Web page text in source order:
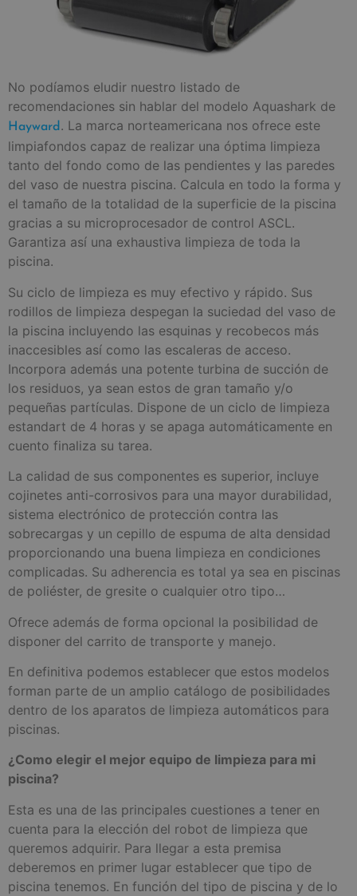
No podíamos eludir nuestro listado de
recomendaciones sin hablar del modelo Aquashark de
Hayward. La marca norteamericana nos ofrece este
limpiafondos capaz de realizar una óptima limpieza
tanto del fondo como de las pendientes y las paredes
del vaso de nuestra piscina. Calcula en todo la forma y
el tamaño de la totalidad de la superficie de la piscina
gracias a su microprocesador de control ASCL.
Garantiza así una exhaustiva limpieza de toda la
piscina.
Su ciclo de limpieza es muy efectivo y rápido. Sus
rodillos de limpieza despegan la suciedad del vaso de
la piscina incluyendo las esquinas y recobecos más
inaccesibles así como las escaleras de acceso.
Incorpora además una potente turbina de succión de
los residuos, ya sean estos de gran tamaño y/o
pequeñas partículas. Dispone de un ciclo de limpieza
estandart de 4 horas y se apaga automáticamente en
cuento finaliza su tarea.
La calidad de sus componentes es superior, incluye
cojinetes anti-corrosivos para una mayor durabilidad,
sistema electrónico de protección contra las
sobrecargas y un cepillo de espuma de alta densidad
proporcionando una buena limpieza en condiciones
complicadas. Su adherencia es total ya sea en piscinas
de poliéster, de gresite o cualquier otro tipo…
Ofrece además de forma opcional la posibilidad de
disponer del carrito de transporte y manejo.
En definitiva podemos establecer que estos modelos
forman parte de un amplio catálogo de posibilidades
dentro de los aparatos de limpieza automáticos para
piscinas.
¿Como elegir el mejor equipo de limpieza para mi
piscina?
Esta es una de las principales cuestiones a tener en
cuenta para la elección del robot de limpieza que
queremos adquirir. Para llegar a esta premisa
deberemos en primer lugar establecer que tipo de
piscina tenemos. En función del tipo de piscina y de lo